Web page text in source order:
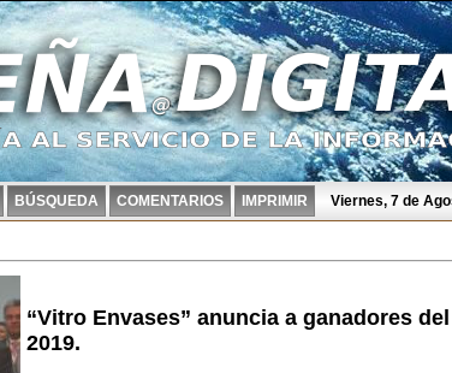
BÚSQUEDA COMENTARIOS IMPRIMIR Viernes, 7 de
“Vitro Envases” anuncia a ganadores
2019.